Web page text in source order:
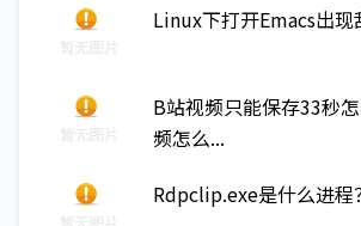
Linux下打开Emacs出现
B站视频只能保存33秒
频怎么...
Rdpclip.exe是什么进程